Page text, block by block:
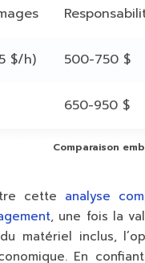
Comparaison
$/h) 500-750 $
650-950 $
cette analyse
, une fois la
matériel inclus,
En